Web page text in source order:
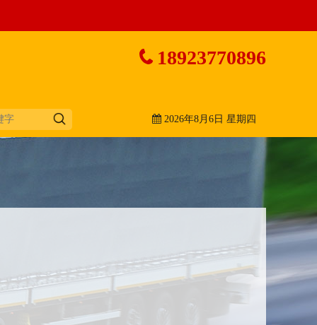
18923770896
2026年8月6日 星期四